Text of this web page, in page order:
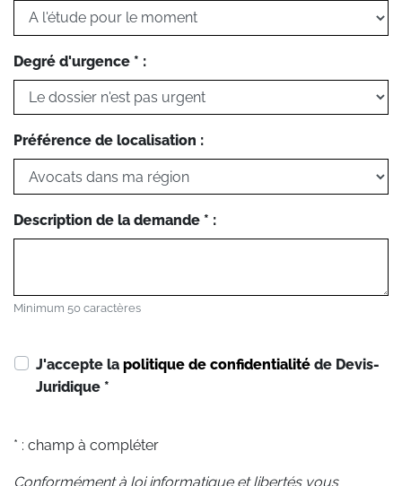
Degré d'urgence * :
Préférence de localisation :
Description de la demande * :
Minimum 50 caractères
J'accepte la politique de confidentialité de Devis-
Juridique *
* : champ à compléter
Conformément à loi informatique et libertés vous